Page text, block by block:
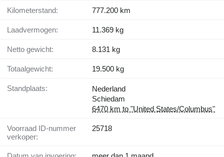
Kilometerstand: 777.200 km
Laadvermogen: 11.369 kg
Netto gewicht: 8.131 kg
Totaalgewicht: 19.500 kg
Standplaats:
Nederland
Schiedam
6470 km to "United States/Columbus"
Voorraad ID-nummer
verkoper:
25718